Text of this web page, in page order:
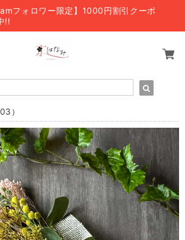
フォロワー限定】1000円割引クーポ
!!
）